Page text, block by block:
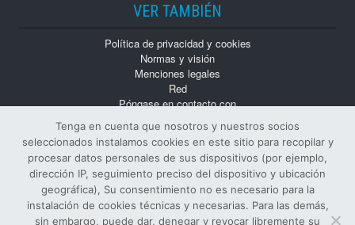
VER TAMBIÉN
Política de privacidad y cookies
Normas y visión
Menciones legales
Red
Póngase en contacto con
Monografías
Números atrasados
Tenga en cuenta que nosotros y nuestros socios
seleccionados instalamos cookies en este sitio para recopilar y
procesar datos personales de sus dispositivos (por ejemplo,
dirección IP, seguimiento preciso del dispositivo y ubicación
geográfica), Su consentimiento no es necesario para la
instalación de cookies técnicas y necesarias. Para las demás,
sin embargo, puede dar, denegar y revocar libremente su